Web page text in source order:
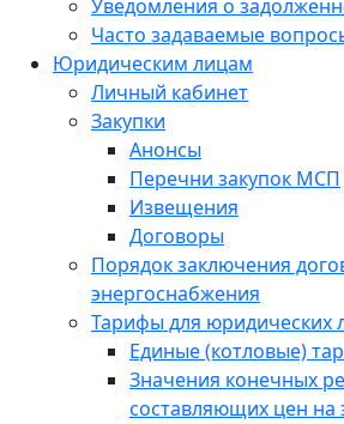
Уведомления о
Часто задаваемые
Юридическим лицам
Личный кабинет
Закупки
Анонсы
Перечни закупок МСП
Извещения
Договоры
Порядок заключения
энергоснабжения
Тарифы для юридических
Единые (котловые)
Значения конечных
составляющих цен на